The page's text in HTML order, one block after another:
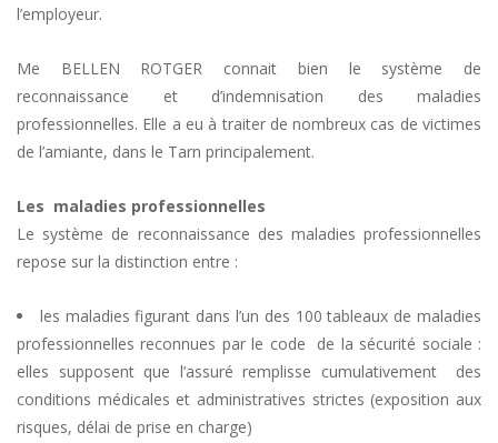
l’employeur.
Me BELLEN ROTGER connait bien le système de
reconnaissance et d’indemnisation des maladies
professionnelles. Elle a eu à traiter de nombreux cas de victimes
de l’amiante, dans le Tarn principalement.
Les maladies professionnelles
Le système de reconnaissance des maladies professionnelles
repose sur la distinction entre :
les maladies figurant dans l’un des 100 tableaux de maladies
professionnelles reconnues par le code de la sécurité sociale :
elles supposent que l’assuré remplisse cumulativement des
conditions médicales et administratives strictes (exposition aux
risques, délai de prise en charge)